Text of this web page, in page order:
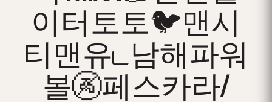
이터토토🐦맨시
티맨유ட남해파워
볼🚱페스카라/